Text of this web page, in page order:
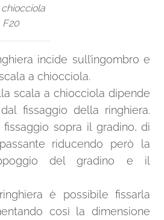
F20
incide sull’ingombro e
a chiocciola.
scala a chiocciola dipende
fissaggio della ringhiera.
sopra il gradino, di
riducendo però la
del gradino e il
è possibile fissarla
così la dimensione